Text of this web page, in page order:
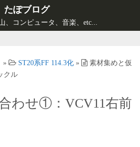
たぽブログ
、コンピュータ、音楽、etc...
» ST20系FF 114.3化 »
素材集めと仮
クル
わせ①：VCV11右前